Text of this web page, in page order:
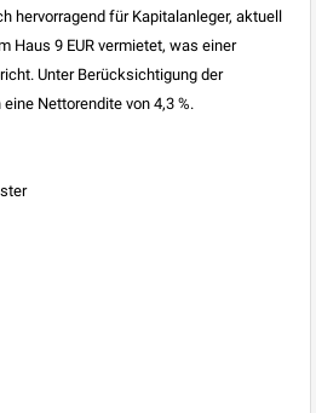
hervorragend für Kapitalanleger, aktuell
Haus 9 EUR vermietet, was einer
Unter Berücksichtigung der
Nettorendite von 4,3 %.